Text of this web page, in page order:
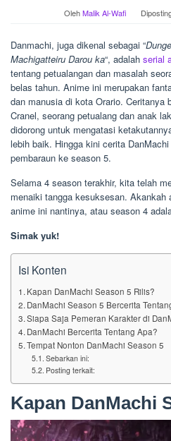
OlehMalik Al-Wafi
Danmachi, juga dikenal sebagai “
Machigatteiru Darou ka“, adalah serial
tentang petualangan dan masalah
belas tahun. Anime ini merupakan
dan manusia di kota Orario. Ceritanya
Cranel, seorang petualang dan anak
didorong untuk mengatasi
lebih baik. Hingga kini cerita
pembaraun ke season 5.
Selama 4 season terakhir, kita telah
menaiki tangga kesuksesan. Akankah
anime ini nantinya, atau season 4
Simak yuk!
Isi Konten
Kapan DanMachi Season 5 Rilis?
DanMachi Season 5 Bercerita
Siapa Saja Pemeran Karakter di
DanMachi Bercerita Tentang Apa?
Tempat Nonton DanMachi Season 5
Sebarkan ini:
Posting terkait:
Kapan DanMachi